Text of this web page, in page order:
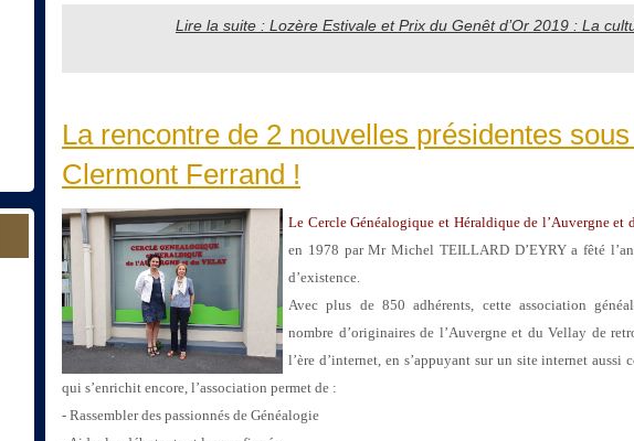
Lire la suite : Lozère Estivale et Prix du Genêt d’Or 2019 : La
La rencontre de 2 nouvelles présidentes
Clermont Ferrand !
Le Cercle Généalogique et Héraldique de l’Auvergne et
en 1978 par MrMichel TEILLARD D’EYRY a fêté
d’existence.
Avec plus de 850 adhérents, cette association
nombre d’originairesde l’Auvergne et du Vellay de
l’ère d’internet, en s’appuyant sur un site internet aussi
qui s’enrichit encore, l’association permet de :
- Rassembler des passionnés de Généalogie